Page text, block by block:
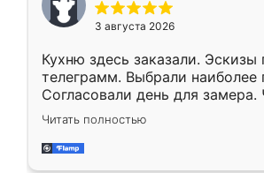
3 августа 2026
Кухню здесь заказали. Эскизы
телеграмм. Выбрали
Согласовали день для замера.
недели кухня была уже готова.
довольны работой. Спасибо
мебель за качественную работу!
Читать полностью